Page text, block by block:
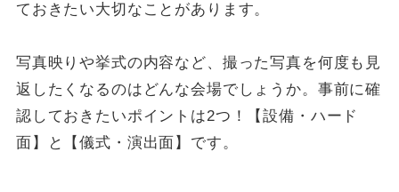
ておきたい大切なことがあります。
写真映りや挙式の内容など、撮った写真を何度も見
返したくなるのはどんな会場でしょうか。事前に確
認しておきたいポイントは2つ！【設備・ハード
面】と【儀式・演出面】です。